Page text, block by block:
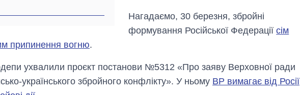
Нагадаємо, 30 березня, збройні
формування Російської Федераціїсім
припинення вогню.
ухвалили проєкт постанови №5312 «Про заяву Верховної ради
українського збройного конфлікту». У ньому ВР вимагає від Росії